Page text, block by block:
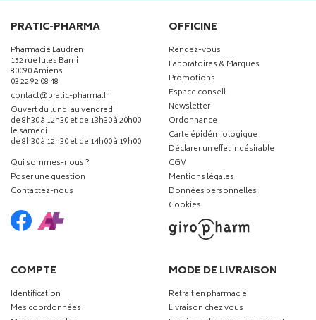
PRATIC-PHARMA
Pharmacie Laudren
152 rue Jules Barni
80090 Amiens
03 22 92 08 48
contact-
@-
pratic-pharma.fr
Ouvert du lundi au vendredi
de 8h30 à 12h30 et de 13h30 à 20h00
le samedi
de 8h30 à 12h30 et de 14h00 à 19h00
Qui sommes-nous ?
Poser une question
Contactez-nous
OFFICINE
Rendez-vous
Laboratoires & Marques
Promotions
Espace conseil
Newsletter
Ordonnance
Carte épidémiologique
Déclarer un effet indésirable
CGV
Mentions légales
Données personnelles
Cookies
COMPTE
Identification
Mes coordonnées
MODE DE LIVRAISON
Retrait en pharmacie
Livraison chez vous